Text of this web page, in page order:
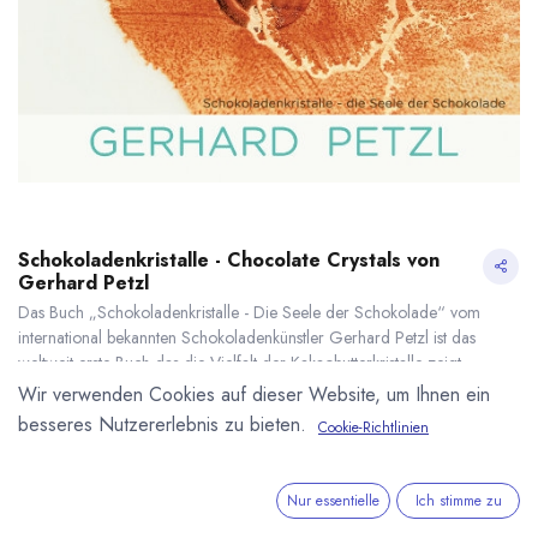
Schokoladenkristalle - Chocolate Crystals von
Gerhard Petzl
Das Buch „Schokoladenkristalle - Die Seele der Schokolade“ vom
international bekannten Schokoladenkünstler Gerhard Petzl ist das
weltweit erste Buch das die Vielfalt der Kakaobutterkristalle zeigt.
39,00€*
* inkl. MwST. zzgl. Versandkosten
Wir verwenden Cookies auf dieser Website, um Ihnen ein
besseres Nutzererlebnis zu bieten.
Cookie-Richtlinien
Nur essentielle Ich stimme zu